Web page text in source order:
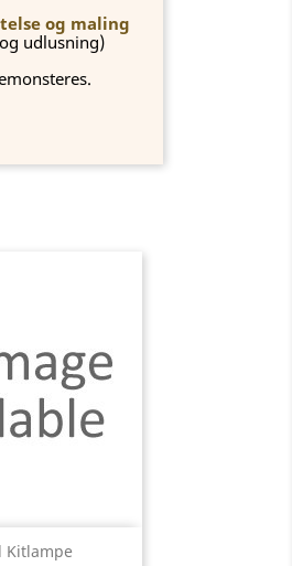
og maling
udlusning)
her
Kitlampe